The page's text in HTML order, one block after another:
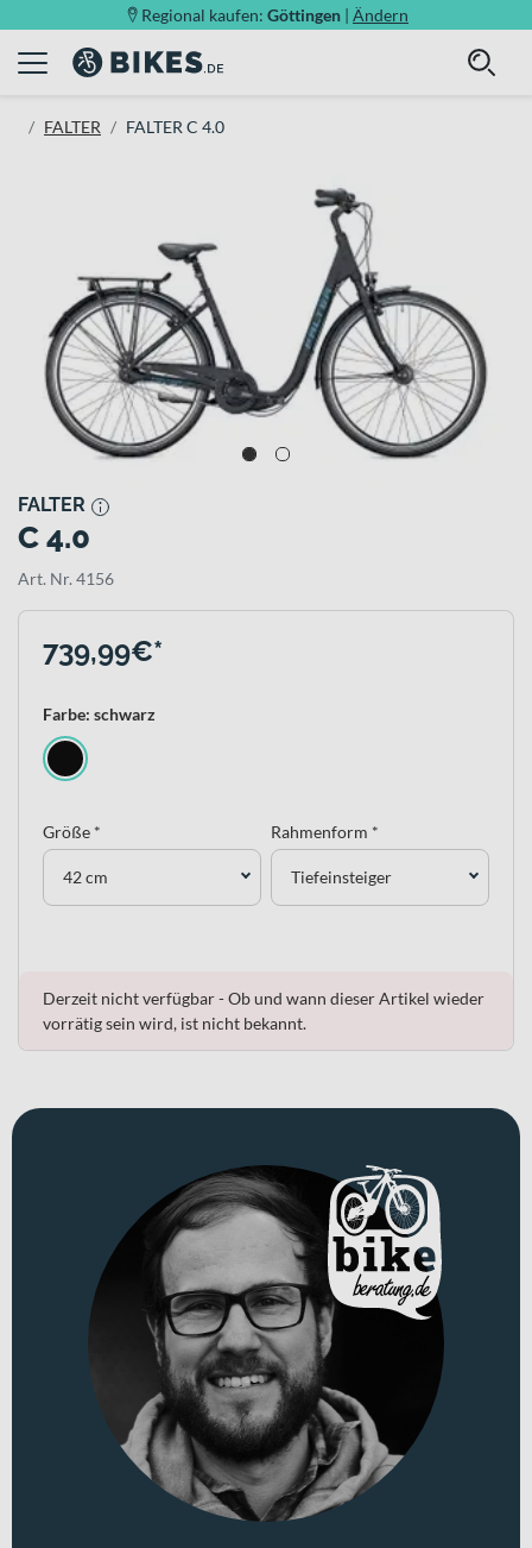
Regional kaufen: Göttingen | Ändern
FALTER FALTER C 4.0
FALTER
C 4.0
Art. Nr. 4156
739,99€*
Farbe: schwarz
Größe *
42 cm
Rahmenform *
Tiefeinsteiger
Derzeit nicht verfügbar - Ob und wann dieser Artikel wieder
vorrätig sein wird, ist nicht bekannt.